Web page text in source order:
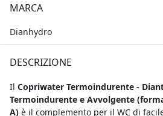
MARCA
Dianhydro
DESCRIZIONE
Il Copriwater Termoindurente -
Termoindurente e Avvolgente
A) è il complemento per il WC di